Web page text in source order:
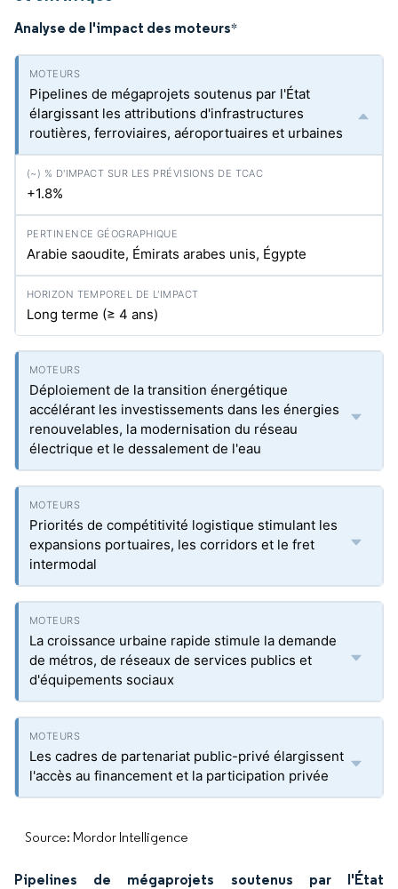
Analyse de l'impact des moteurs*
Pipelines de mégaprojets soutenus par l'État
élargissant les attributions d'infrastructures
routières, ferroviaires, aéroportuaires et urbaines
+1.8%
Arabie saoudite, Émirats arabes unis, Égypte
Long terme (≥ 4 ans)
Déploiement de la transition énergétique
accélérant les investissements dans les énergies
renouvelables, la modernisation du réseau
électrique et le dessalement de l'eau
Priorités de compétitivité logistique stimulant les
expansions portuaires, les corridors et le fret
intermodal
La croissance urbaine rapide stimule la demande
de métros, de réseaux de services publics et
d'équipements sociaux
Les cadres de partenariat public-privé élargissent
l'accès au financement et la participation privée
Source: Mordor Intelligence
Pipelines de mégaprojets soutenus par l'État